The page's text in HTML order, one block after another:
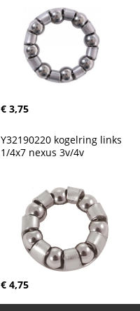
€ 3,75
Y32190220 kogelring links
1/4x7 nexus 3v/4v
€ 4,75